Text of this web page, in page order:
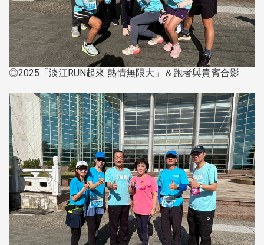
◎2025「淡江RUN起來 熱情無限大」＆跑者與貴賓合影